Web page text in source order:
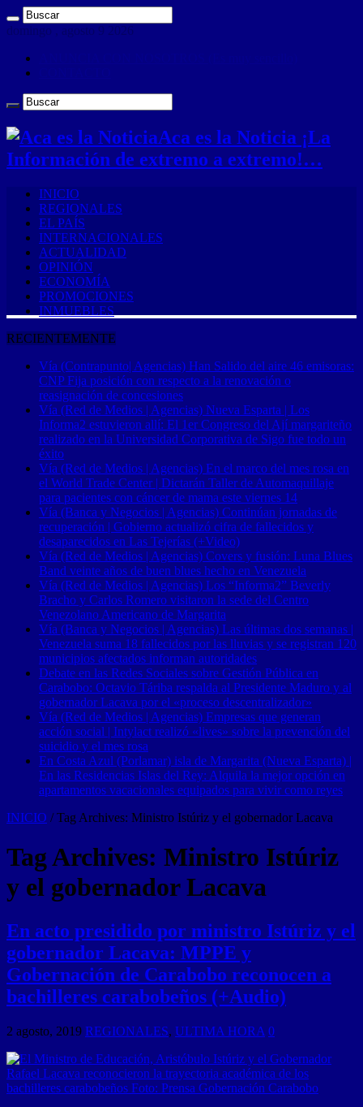
domingo , agosto 9 2026
Aca es la Noticia ¡La
Información de extremo a extremo!…
INICIO
REGIONALES
EL PAÍS
INTERNACIONALES
ACTUALIDAD
OPINIÓN
ECONOMÍA
PROMOCIONES
INMUEBLES
RECIENTEMENTE
Vía (Contrapunto| Agencias) Han Salido del aire 46 emisoras:
CNP Fija posición con respecto a la renovación o
reasignación de concesiones
Vía (Red de Medios | Agencias) Nueva Esparta | Los
Informa2 estuvieron allí: El 1er Congreso del Ají margariteño
realizado en la Universidad Corporativa de Sigo fue todo un
éxito
Vía (Red de Medios | Agencias) En el marco del mes rosa en
el World Trade Center | Dictarán Taller de Automaquillaje
para pacientes con cáncer de mama este viernes 14
Vía (Banca y Negocios | Agencias) Continúan jornadas de
recuperación | Gobierno actualizó cifra de fallecidos y
desaparecidos en Las Tejerías (+Video)
Vía (Red de Medios | Agencias) Covers y fusión: Luna Blues
Band veinte años de buen blues hecho en Venezuela
Vía (Red de Medios | Agencias) Los “Informa2” Beverly
Bracho y Carlos Romero visitaron la sede del Centro
Venezolano Americano de Margarita
Vía (Banca y Negocios | Agencias) Las últimas dos semanas |
Venezuela suma 18 fallecidos por las lluvias y se registran 120
municipios afectados informan autoridades
Debate en las Redes Sociales sobre Gestión Pública en
Carabobo: Octavio Táriba respalda al Presidente Maduro y al
gobernador Lacava por el «proceso descentralizador»
Vía (Red de Medios | Agencias) Empresas que generan
acción social | Intylact realizó «lives» sobre la prevención del
suicidio y el mes rosa
En Costa Azul (Porlamar) isla de Margarita (Nueva Esparta) |
En las Residencias Islas del Rey: Alquila la mejor opción en
apartamentos vacacionales equipados para vivir como reyes
INICIO / Tag Archives: Ministro Istúriz y el gobernador Lacava
Tag Archives: Ministro Istúriz
y el gobernador Lacava
En acto presidido por ministro Istúriz y el
gobernador Lacava: MPPE y
Gobernación de Carabobo reconocen a
bachilleres carabobeños (+Audio)
2 agosto, 2019 REGIONALES, ULTIMA HORA 0